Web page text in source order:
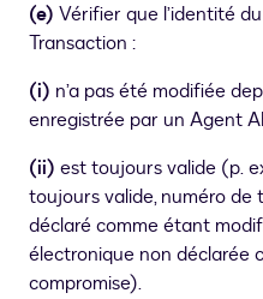
(e) Vérifier que l’identité
Transaction :
(i) n’a pas été modifiée
enregistrée par un Agent
(ii) est toujours valide (p.
toujours valide, numéro
déclaré comme étant
électronique non déclarée
compromise).